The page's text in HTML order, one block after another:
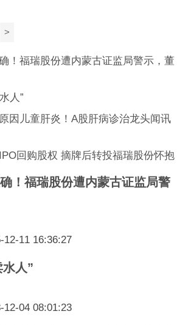
>
！福瑞股份遭内蒙古证监局警
12-11 16:36:27
人”
12-04 08:01:23